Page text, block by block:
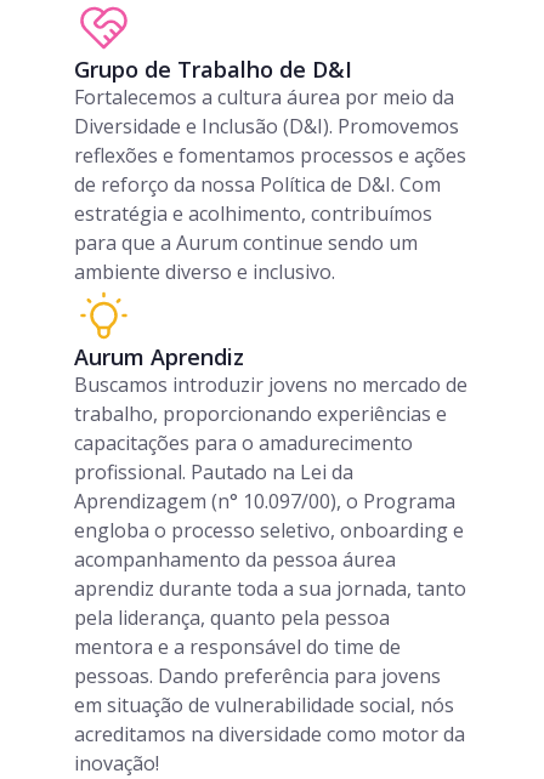
Grupo de Trabalho de D&I
Fortalecemos a cultura áurea por meio da
Diversidade e Inclusão (D&I). Promovemos
reflexões e fomentamos processos e ações
de reforço da nossa Política de D&I. Com
estratégia e acolhimento, contribuímos
para que a Aurum continue sendo um
ambiente diverso e inclusivo.
Aurum Aprendiz
Buscamos introduzir jovens no mercado de
trabalho, proporcionando experiências e
capacitações para o amadurecimento
profissional. Pautado na Lei da
Aprendizagem (n° 10.097/00), o Programa
engloba o processo seletivo, onboarding e
acompanhamento da pessoa áurea
aprendiz durante toda a sua jornada, tanto
pela liderança, quanto pela pessoa
mentora e a responsável do time de
pessoas. Dando preferência para jovens
em situação de vulnerabilidade social, nós
acreditamos na diversidade como motor da
inovação!